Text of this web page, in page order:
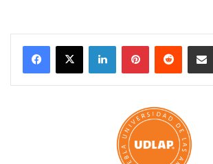
LinkedInPinterestReddit